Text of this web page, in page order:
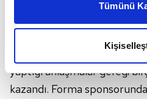
daha iyi reklam deneyimi
amacımızın size daha iyi bir
elimizden gelen çabayı
kalemimiz olduğunu sizlere
Tümünü
İtalya Futbol Federasyonu
yaptığı anlaşmalar gereği
kazandı. Forma